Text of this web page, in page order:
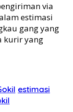
via
estimasi
gang yang
kurir yang
estimasi